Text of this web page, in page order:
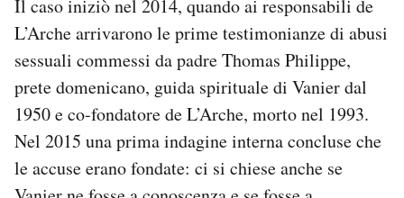
Il caso iniziò nel 2014, quando ai responsabili de
L’Arche arrivarono le prime testimonianze di abusi
sessuali commessi da padre Thomas Philippe,
prete domenicano, guida spirituale di Vanier dal
1950 e co-fondatore de L’Arche, morto nel 1993.
Nel 2015 una prima indagine interna concluse che
le accuse erano fondate: ci si chiese anche se